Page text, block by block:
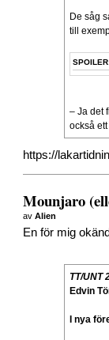
De såg
till
– Ja det
också
https://
Mounjaro
avAlien
En för mig
TT/UNT
Edvin
I nya